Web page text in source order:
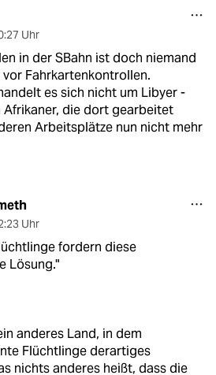
Uhr
in der SBahn ist doch niemand
vor Fahrkartenkontrollen.
es sich nicht um Libyer -
Afrikaner, die dort gearbeitet
Arbeitsplätze nun nicht mehr
Uhr
fordern diese
Lösung."
anderes Land, in dem
Flüchtlinge derartiges
nichts anderes heißt, dass die